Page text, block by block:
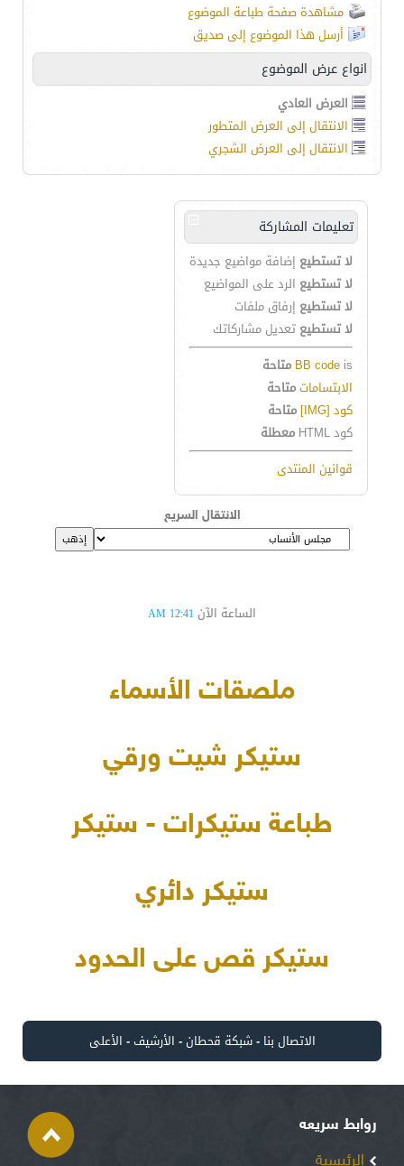
مشاهدة صفحة طباعة الموضوع
أرسل هذا الموضوع إلى صديق
انواع عرض الموضوع
العرض العادي
الانتقال إلى العرض المتطور
الانتقال إلى العرض الشجري
تعليمات المشاركة
لا تستطيع إضافة مواضيع جديدة
لا تستطيع الرد على المواضيع
لا تستطيع إرفاق ملفات
لا تستطيع تعديل مشاركاتك
BB code is
متاحة
الابتساماتمتاحة
كود [IMG]
متاحة
كود HTML
معطلة
قوانين المنتدى
الانتقال السريع
الساعة الآن 12:41 AM
ملصقات الأسماء
ستيكر شيت ورقي
طباعة ستيكرات - ستيكر
ستيكر دائري
ستيكر قص على الحدود
الاتصال بنا -شبكة قحطان- الأرشيف- الأعلى
روابط سريعه
الرئيسية